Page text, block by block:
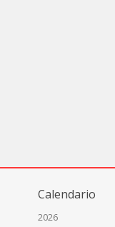
Calendario
2026